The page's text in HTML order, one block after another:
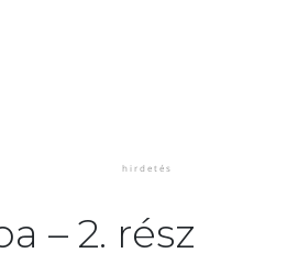
– 2. rész